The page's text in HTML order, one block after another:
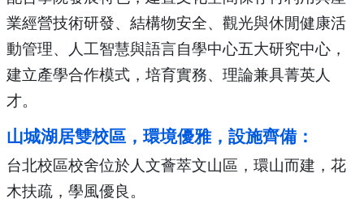
業經營技術研發、結構物安全、觀光與休閒健康活
動管理、人工智慧與語言自學中心五大研究中心，
建立產學合作模式，培育實務、理論兼具菁英人
才。
山城湖居雙校區，環境優雅，設施齊備：
台北校區校舍位於人文薈萃文山區，環山而建，花
木扶疏，學風優良。